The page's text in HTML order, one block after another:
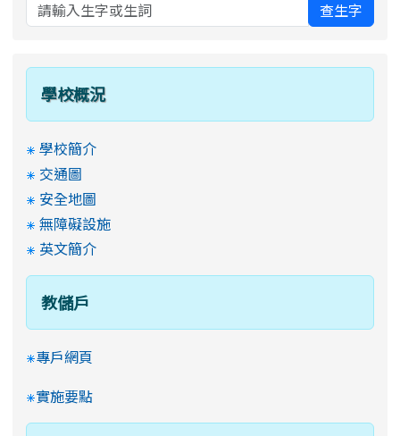
查生字
學校概況
學校簡介
交通圖
安全地圖
無障礙設施
英文簡介
教儲戶
專戶網頁
實施要點